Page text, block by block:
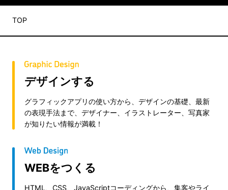
TOP
デザインする
グラフィックアプリの使い方から、デザインの基礎、最新
の表現手法まで、デザイナー、イラストレーター、写真家
が知りたい情報が満載！
WEBをつくる
HTML、CSS、JavaScriptコーディングから、集客やライ